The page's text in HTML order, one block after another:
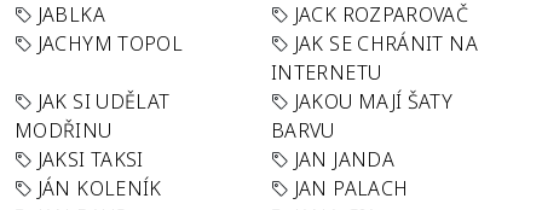
JABLKA
JACK ROZPAROVAČ
JACHYM TOPOL
JAK SE CHRÁNIT NA
INTERNETU
JAK SI UDĚLAT
MODŘINU
JAKOU MAJÍ ŠATY
BARVU
JAKSI TAKSI
JAN JANDA
JÁN KOLENÍK
JAN PALACH